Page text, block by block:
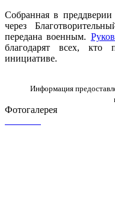
Собранная в
через
передана военным.
благодарят всех,
инициативе.
Информация
Фотогалерея